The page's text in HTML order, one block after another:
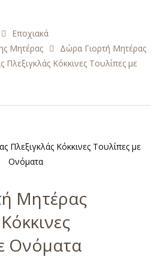
Εποχιακά
Μητέρας
Δώρα Γιορτή Μητέρας
Κόκκινες Τουλίπες με
Μητέρας
Ονόματα